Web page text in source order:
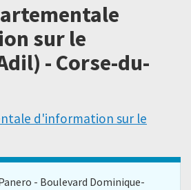
sur le
- Corse-du-
d'information sur le
- Boulevard Dominique-